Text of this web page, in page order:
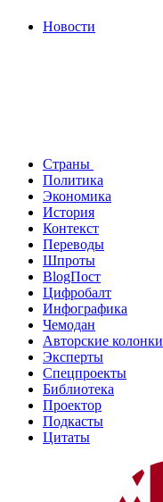
Новости
Страны
Политика
Экономика
История
Контекст
Переводы
Шпроты
BlogПост
Цифробалт
Инфографика
Чемодан
Авторские колонки
Эксперты
Спецпроекты
Библиотека
Проектор
Подкасты
Цитаты